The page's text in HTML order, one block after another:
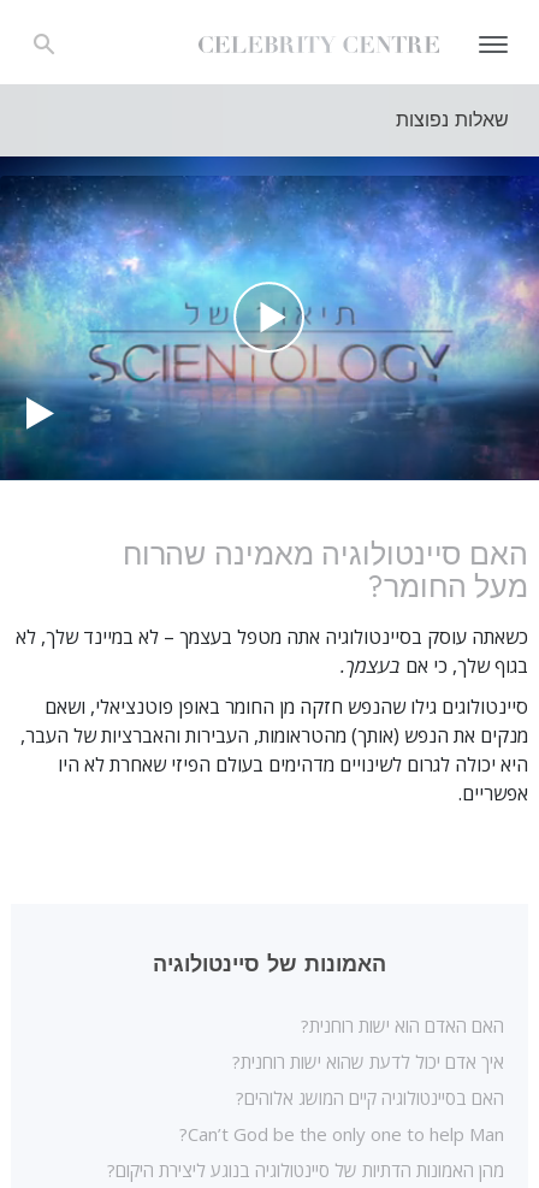
שאלות נפוצות
האם סיינטולוגיה מאמינה שהרוח
מעל החומר?
כשאתה עוסק בסיינטולוגיה אתה מטפל בעצמך – לא במיינד שלך, לא
בגוף שלך, כי אם בעצמך.
סיינטולוגים גילו שהנפש חזקה מן החומר באופן פוטנציאלי, ושאם
מנקים את הנפש (אותך) מהטראומות, העבירות והאברציות של העבר,
היא יכולה לגרום לשינויים מדהימים בעולם הפיזי שאחרת לא היו
אפשריים.
האמונות של סיינטולוגיה
האם האדם הוא ישות רוחנית?
איך אדם יכול לדעת שהוא ישות רוחנית?
האם בסיינטולוגיה קיים המושג אלוהים?
Can’t God be the only one to help Man?
מהן האמונות הדתיות של סיינטולוגיה בנוגע ליצירת היקום?